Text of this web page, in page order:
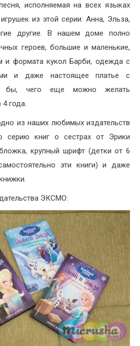
исполняемая на всех языках
из этой серии: Анна, Эльза,
другие. В нашем доме полно
героев, большие и маленькие,
и формата кукол Барби, одежда с
и даже настоящее платье с
бы, чего еще можно желать
года.
из наших любимых издательств
серию книг о сестрах от Эрики
крупный шрифт (детки от 6
эти книги) и даже
ЭКСМО: